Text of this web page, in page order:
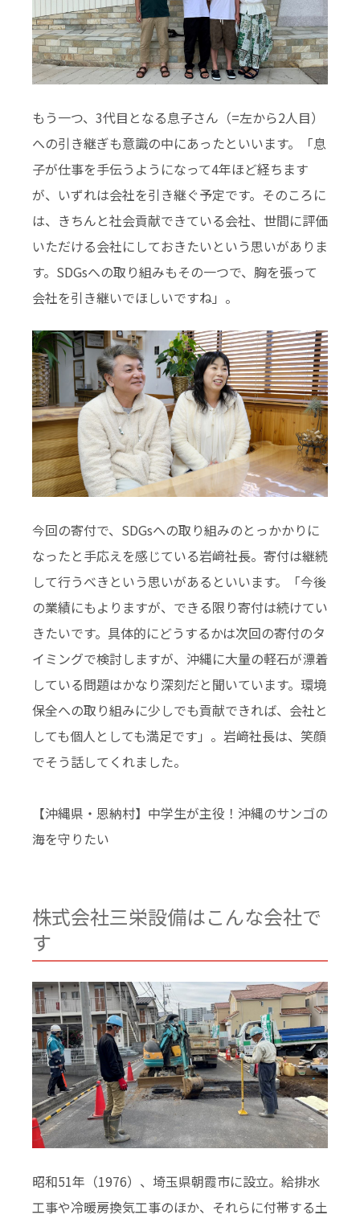
もう一つ、3代目となる息子さん（=左から2人目）
への引き継ぎも意識の中にあったといいます。「息
子が仕事を手伝うようになって4年ほど経ちます
が、いずれは会社を引き継ぐ予定です。そのころに
は、きちんと社会貢献できている会社、世間に評価
いただける会社にしておきたいという思いがありま
す。SDGsへの取り組みもその一つで、胸を張って
会社を引き継いでほしいですね」。
今回の寄付で、SDGsへの取り組みのとっかかりに
なったと手応えを感じている岩﨑社長。寄付は継続
して行うべきという思いがあるといいます。「今後
の業績にもよりますが、できる限り寄付は続けてい
きたいです。具体的にどうするかは次回の寄付のタ
イミングで検討しますが、沖縄に大量の軽石が漂着
している問題はかなり深刻だと聞いています。環境
保全への取り組みに少しでも貢献できれば、会社と
しても個人としても満足です」。岩﨑社長は、笑顔
でそう話してくれました。
【沖縄県・恩納村】中学生が主役！沖縄のサンゴの
海を守りたい
株式会社三栄設備はこんな会社で
す
昭和51年（1976）、埼玉県朝霞市に設立。給排水
工事や冷暖房換気工事のほか、それらに付帯する土